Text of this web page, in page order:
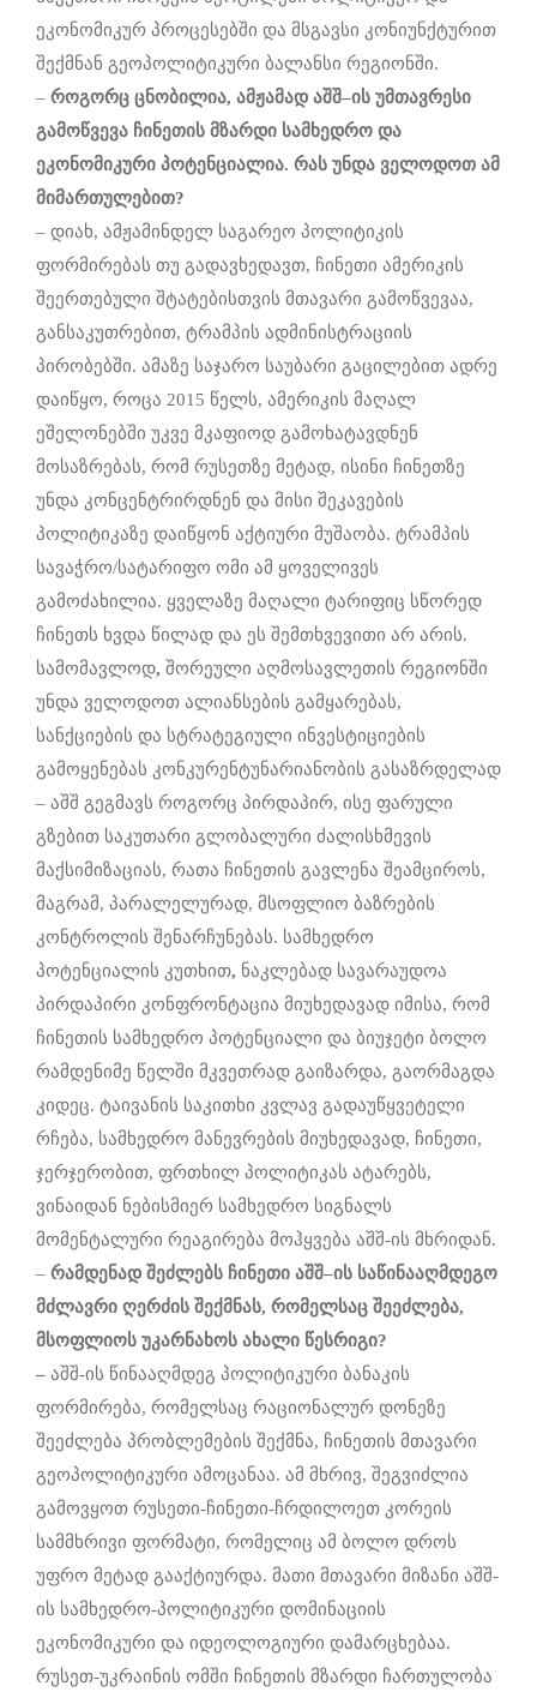
ეკონომიკურ პროცესებში და მსგავსი კონიუნქტურით
შექმნან გეოპოლიტიკური ბალანსი რეგიონში.
– როგორც ცნობილია, ამჟამად აშშ–ის უმთავრესი
გამოწვევა ჩინეთის მზარდი სამხედრო და
ეკონომიკური პოტენციალია. რას უნდა ველოდოთ ამ
მიმართულებით?
– დიახ, ამჟამინდელ საგარეო პოლიტიკის
ფორმირებას თუ გადავხედავთ, ჩინეთი ამერიკის
შეერთებული შტატებისთვის მთავარი გამოწვევაა,
განსაკუთრებით, ტრამპის ადმინისტრაციის
პირობებში. ამაზე საჯარო საუბარი გაცილებით ადრე
დაიწყო, როცა 2015 წელს, ამერიკის მაღალ
ეშელონებში უკვე მკაფიოდ გამოხატავდნენ
მოსაზრებას, რომ რუსეთზე მეტად, ისინი ჩინეთზე
უნდა კონცენტრირდნენ და მისი შეკავების
პოლიტიკაზე დაიწყონ აქტიური მუშაობა. ტრამპის
სავაჭრო/სატარიფო ომი ამ ყოველივეს
გამოძახილია. ყველაზე მაღალი ტარიფიც სწორედ
ჩინეთს ხვდა წილად და ეს შემთხვევითი არ არის.
სამომავლოდ, შორეული აღმოსავლეთის რეგიონში
უნდა ველოდოთ ალიანსების გამყარებას,
სანქციების და სტრატეგიული ინვესტიციების
გამოყენებას კონკურენტუნარიანობის გასაზრდელად
– აშშ გეგმავს როგორც პირდაპირ, ისე ფარული
გზებით საკუთარი გლობალური ძალისხმევის
მაქსიმიზაციას, რათა ჩინეთის გავლენა შეამციროს,
მაგრამ, პარალელურად, მსოფლიო ბაზრების
კონტროლის შენარჩუნებას. სამხედრო
პოტენციალის კუთხით, ნაკლებად სავარაუდოა
პირდაპირი კონფრონტაცია მიუხედავად იმისა, რომ
ჩინეთის სამხედრო პოტენციალი და ბიუჯეტი ბოლო
რამდენიმე წელში მკვეთრად გაიზარდა, გაორმაგდა
კიდეც. ტაივანის საკითხი კვლავ გადაუწყვეტელი
რჩება, სამხედრო მანევრების მიუხედავად, ჩინეთი,
ჯერჯერობით, ფრთხილ პოლიტიკას ატარებს,
ვინაიდან ნებისმიერ სამხედრო სიგნალს
მომენტალური რეაგირება მოჰყვება აშშ-ის მხრიდან.
– რამდენად შეძლებს ჩინეთი აშშ–ის საწინააღმდეგო
მძლავრი ღერძის შექმნას, რომელსაც შეეძლება,
მსოფლიოს უკარნახოს ახალი წესრიგი?
– აშშ-ის წინააღმდეგ პოლიტიკური ბანაკის
ფორმირება, რომელსაც რაციონალურ დონეზე
შეეძლება პრობლემების შექმნა, ჩინეთის მთავარი
გეოპოლიტიკური ამოცანაა. ამ მხრივ, შეგვიძლია
გამოვყოთ რუსეთი-ჩინეთი-ჩრდილოეთ კორეის
სამმხრივი ფორმატი, რომელიც ამ ბოლო დროს
უფრო მეტად გააქტიურდა. მათი მთავარი მიზანი აშშ-
ის სამხედრო-პოლიტიკური დომინაციის
ეკონომიკური და იდეოლოგიური დამარცხებაა.
რუსეთ-უკრაინის ომში ჩინეთის მზარდი ჩართულობა